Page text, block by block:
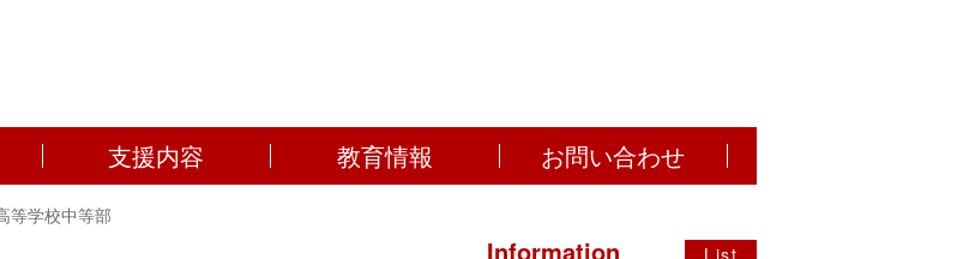
支援内容 教育情報 お問い合わせ
等学校中等部
Information List